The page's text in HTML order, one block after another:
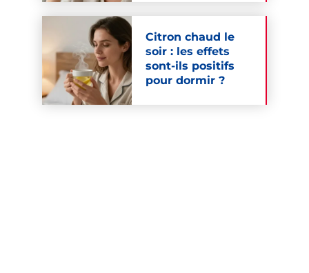
Citron chaud le
soir : les effets
sont-ils positifs
pour dormir ?